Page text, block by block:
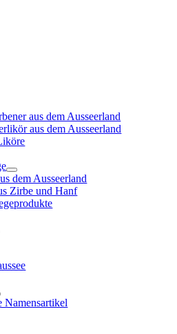
aus dem Ausseerland
aus dem Ausseerland
dem Ausseerland
Zirbe und Hanf
Namensartikel